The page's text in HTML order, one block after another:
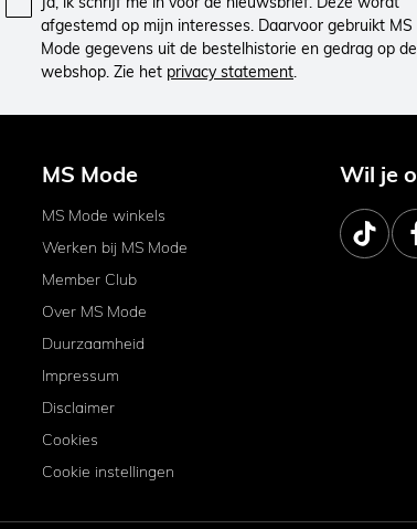
afgestemd op mijn interesses. Daarvoor gebruikt MS
Mode gegevens uit de bestelhistorie en gedrag op de
webshop. Zie het privacy statement
MS Mode
MS Mode winkels
Werken bij MS Mode
Member Club
Over MS Mode
Duurzaamheid
Impressum
Disclaimer
Cookies
Cookie instellingen
Wil je